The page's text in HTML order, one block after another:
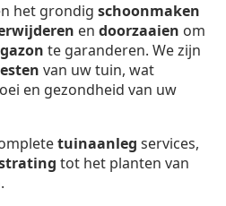
het grondig schoonmaken
en doorzaaien om
gazon te garanderen. We zijn
van uw tuin, wat
en gezondheid van uw
tuinaanleg services,
tot het planten van